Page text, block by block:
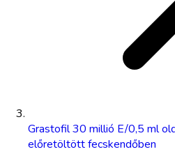
Grastofil 30 millió E/0,5 ml
előretöltött fecskendőben